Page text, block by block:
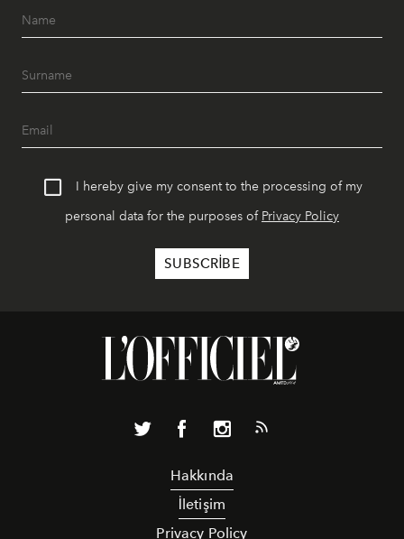
I hereby give my consent to the processing of my
personal data for the purposes of Privacy Policy
Hakkında
İletişim
Privacy Policy